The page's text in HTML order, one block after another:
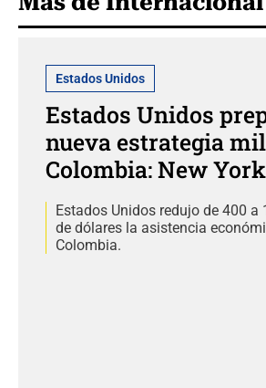
Estados Unidos
Estados Unidos
nueva estrategia
Colombia: New
Estados Unidos redujo de 400 a
de dólares la asistencia
Colombia.